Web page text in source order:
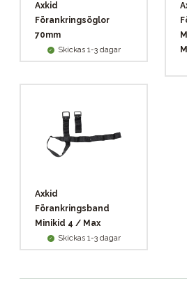
Axkid
Förankringsöglor
70mm
Skickas 1-3 dagar
Axkid
Förankringsband
Minikid 4 / Max
Skickas 1-3 dagar